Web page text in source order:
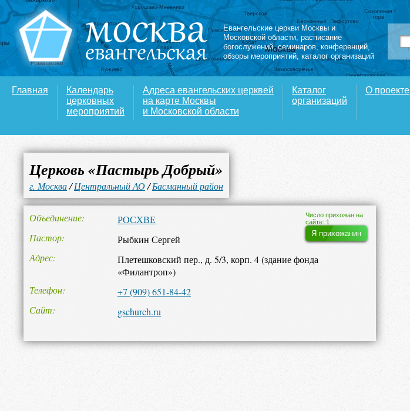
Евангельские церкви Москвы и
Московской области, расписание
богослужений,семинаров,конференций,
обзоры мероприятий, каталог организаций
Главная
Календарь
церковных
мероприятий
Адреса евангельских церквей
на карте Москвы
и Московской области
Каталог
организаций
О проекте
Церковь «Пастырь Добрый»
г. Москва/Центральный АО/Басманный район
Число прихожан на
сайте: 1
Я прихожанин
Объединение
РОСХВЕ
Пастор
Рыбкин Сергей
Адрес
Плетешковский пер., д. 5/3, корп. 4 (здание фонда
«Филантроп»)
Телефон
+7 (909) 651-84-42
Сайт
gschurch.ru